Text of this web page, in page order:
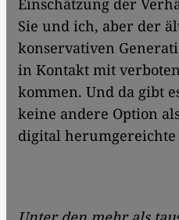
Einschätzung der
Sie und ich, aber der
konservativen
in Kontakt mit
kommen. Und da gibt
keine andere Option
digital herumgereichte